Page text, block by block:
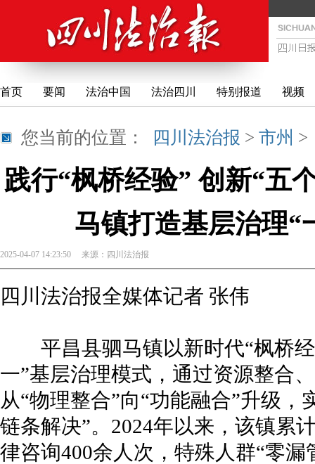
首页 要闻 法治中国 法治四川 特别报道 视频
您当前的位置： 四川法治报 > 市州
践行“枫桥经验” 创新“
马镇打造基层治理“
2025-04-07 14:23:50 来源： 四川法治报
四川法治报全媒体记者 张伟
平昌县驷马镇以新时代“枫桥经
一”基层治理模式，通过资源整合
从“物理整合”向“功能融合”升级
链条解决”。2024年以来，该镇累
律咨询400余人次，特殊人群“零